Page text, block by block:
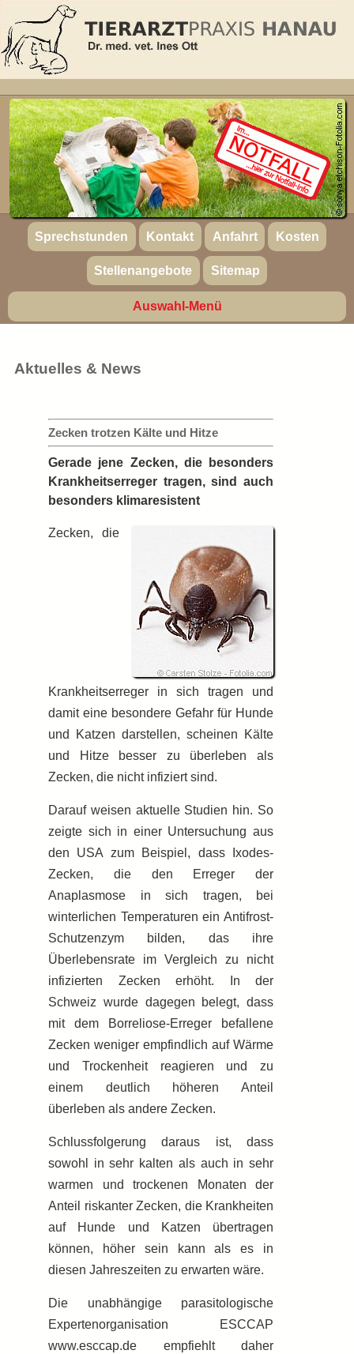
Sprechstunden Kontakt Anfahrt Kosten
Stellenangebote Sitemap
Auswahl-Menü
Aktuelles & News
Zecken trotzen Kälte und Hitze
Gerade jene Zecken, die besonders
Krankheitserreger tragen, sind auch
besonders klimaresistent
Zecken, die
Krankheitserreger in sich tragen und
damit eine besondere Gefahr für Hunde
und Katzen darstellen, schei­nen Kälte
und Hitze bes­ser zu über­le­ben als
Zecken, die nicht infiziert sind.
Darauf weisen aktuelle Studien hin. So
zeigte sich in einer Untersuchung aus
den USA zum Beispiel, dass Ixodes-
Zecken, die den Erreger der
Anaplasmose in sich tragen, bei
winterlichen Temperaturen ein Antifrost-
Schutzenzym bilden, das ihre
Überlebensrate im Vergleich zu nicht
infizierten Zecken erhöht. In der
Schweiz wurde dagegen belegt, dass
mit dem Borreliose-Erreger befallene
Zecken weniger empfindlich auf Wärme
und Trockenheit reagieren und zu
einem deutlich höheren Anteil
überleben als andere Zecken.
Schlussfolgerung daraus ist, dass
sowohl in sehr kalten als auch in sehr
warmen und trockenen Monaten der
Anteil riskanter Zecken, die Krankheiten
auf Hunde und Katzen übertragen
können, höher sein kann als es in
diesen Jahreszeiten zu erwarten wäre.
Die unabhängige parasitologische
Expertenorganisation ESCCAP
www.esccap.de empfiehlt daher